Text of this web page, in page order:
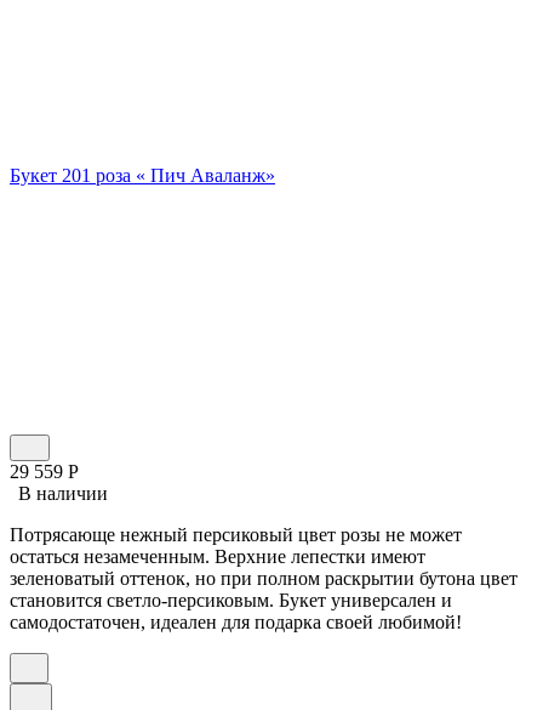
Букет 201 роза « Пич Аваланж»
29 559 Р
В наличии
Потрясающе нежный персиковый цвет розы не может
остаться незамеченным. Верхние лепестки имеют
зеленоватый оттенок, но при полном раскрытии бутона цвет
становится светло-персиковым. Букет универсален и
самодостаточен, идеален для подарка своей любимой!